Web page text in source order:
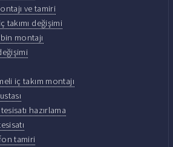
ve tamiri
takımı değişimi
montajı
iç takım montajı
hazırlama
tamiri